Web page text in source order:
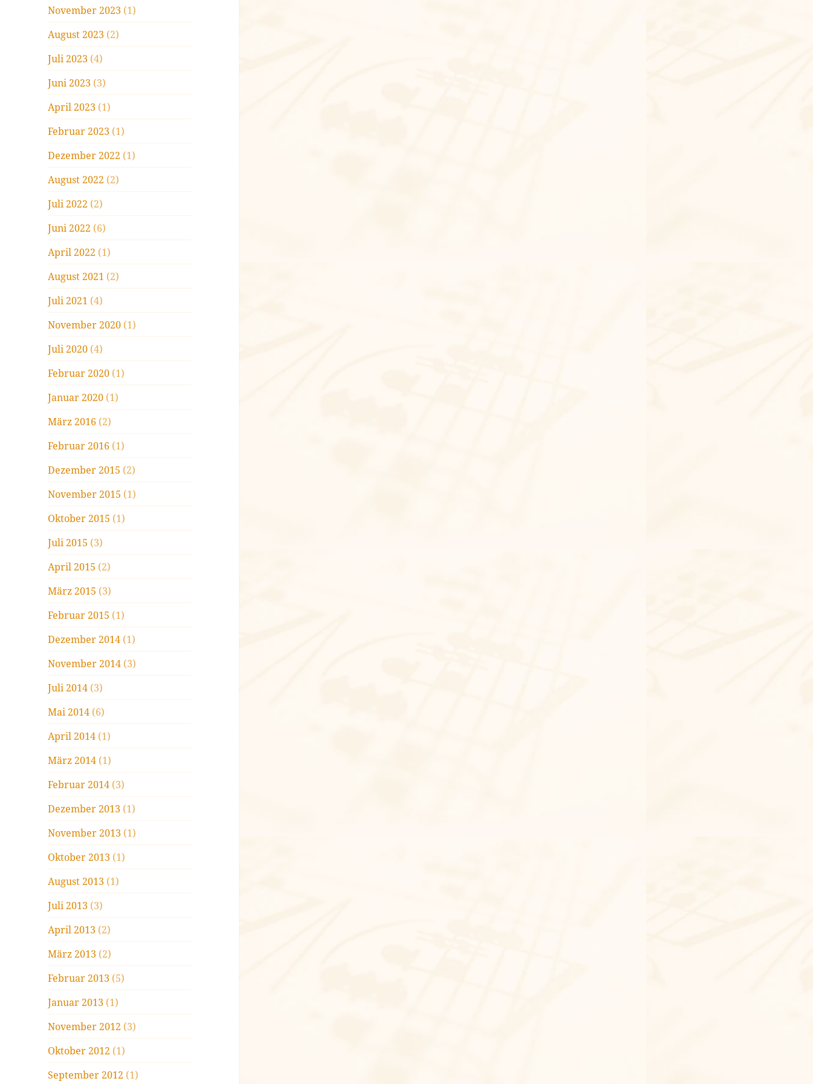
November 2023 (1)
August 2023 (2)
Juli 2023 (4)
Juni 2023 (3)
April 2023 (1)
Februar 2023 (1)
Dezember 2022 (1)
August 2022 (2)
Juli 2022 (2)
Juni 2022 (6)
April 2022 (1)
August 2021 (2)
Juli 2021 (4)
November 2020 (1)
Juli 2020 (4)
Februar 2020 (1)
Januar 2020 (1)
März 2016 (2)
Februar 2016 (1)
Dezember 2015 (2)
November 2015 (1)
Oktober 2015 (1)
Juli 2015 (3)
April 2015 (2)
März 2015 (3)
Februar 2015 (1)
Dezember 2014 (1)
November 2014 (3)
Juli 2014 (3)
Mai 2014 (6)
April 2014 (1)
März 2014 (1)
Februar 2014 (3)
Dezember 2013 (1)
November 2013 (1)
Oktober 2013 (1)
August 2013 (1)
Juli 2013 (3)
April 2013 (2)
März 2013 (2)
Februar 2013 (5)
Januar 2013 (1)
November 2012 (3)
Oktober 2012 (1)
September 2012 (1)